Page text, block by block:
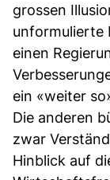
grossen
unformulierte
einen
ein «weiter
Die anderen
zwar
Hinblick auf